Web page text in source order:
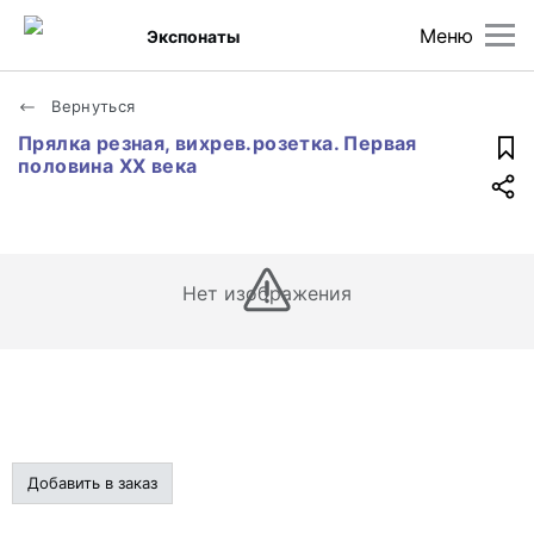
Меню
Экспонаты
Вернуться
Прялка резная, вихрев.розетка. Первая
половина XX века
Нет изображения
Добавить в заказ